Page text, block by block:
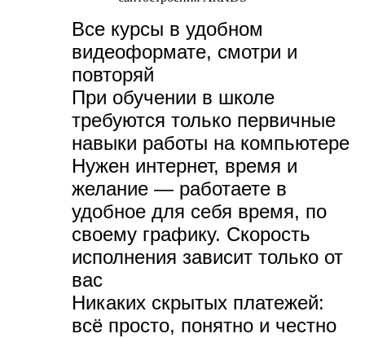
Все курсы в удобном
видеоформате, смотри и
повторяй
При обучении в школе
требуются только первичные
навыки работы на компьютере
Нужен интернет, время и
желание — работаете в
удобное для себя время, по
своему графику. Скорость
исполнения зависит только от
вас
Никаких скрытых платежей:
всё просто, понятно и честно